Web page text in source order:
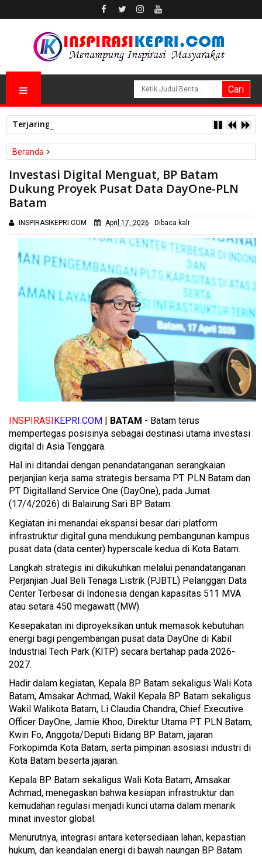
Terjaring Tes Urine Dadakan, 3 Polisi Polres Kepulauan
Beranda
Investasi Digital Menguat, BP Batam Dukung Proyek Pusat Data
DayOne-PLN Batam
Investasi Digital Menguat, BP Batam
Dukung Proyek Pusat Data DayOne-PLN
Batam
INSPIRASIKEPRI.COM April 17, 2026 Dibaca kali
INSPIRASIKEPRI.COM | BATAM - Batam terus
mempertegas posisinya sebagai destinasi utama investasi
digital di Asia Tenggara.
Hal ini ditandai dengan penandatanganan serangkaian
perjanjian kerja sama strategis bersama PT. PLN Batam dan
PT Digitalland Service One (DayOne), pada Jumat
(17/4/2026) di Balairung Sari BP Batam.
Kegiatan ini menandai ekspansi besar dari platform
infrastruktur digital guna mendukung pembangunan kampus
pusat data (data center) hyperscale kedua di Kota Batam.
Langkah strategis ini dikukuhkan melalui penandatanganan
Perjanjian Jual Beli Tenaga Listrik (PJBTL) Pelanggan Data
Center Terbesar di Indonesia dengan kapasitas 511 MVA
atau setara 450 megawatt (MW).
Kesepakatan ini diproyeksikan untuk memasok kebutuhan
energi bagi pengembangan pusat data DayOne di Kabil
Industrial Tech Park (KITP) secara bertahap pada 2026-
2027.
Hadir dalam kegiatan, Kepala BP Batam sekaligus Wali Kota
Batam, Amsakar Achmad, Wakil Kepala BP Batam sekaligus
Wakil Walikota Batam, Li Claudia Chandra, Chief Executive
Officer DayOne, Jamie Khoo, Direktur Utama PT. PLN Batam,
Kwin Fo, Anggota/Deputi Bidang BP Batam, jajaran
Forkopimda Kota Batam, serta pimpinan asosiasi industri di
Kota Batam beserta jajaran.
Kepala BP Batam sekaligus Wali Kota Batam, Amsakar
Achmad, menegaskan bahwa kesiapan infrastruktur dan
kemudahan regulasi menjadi kunci utama dalam menarik
minat investor global.
Menurutnya, integrasi antara ketersediaan lahan, kepastian
hukum, dan keandalan energi di bawah naungan BP Batam